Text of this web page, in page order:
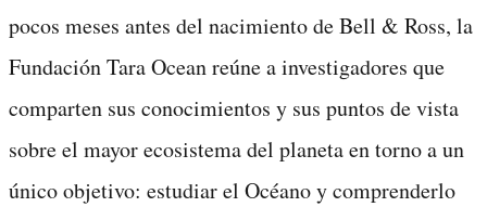
pocos meses antes del nacimiento de Bell & Ross, la
Fundación Tara Ocean reúne a investigadores que
comparten sus conocimientos y sus puntos de vista
sobre el mayor ecosistema del planeta en torno a un
único objetivo: estudiar el Océano y comprenderlo